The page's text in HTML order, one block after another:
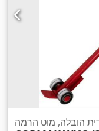
הובלה, מוט הרמה